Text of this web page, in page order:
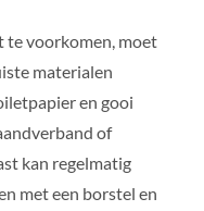
te voorkomen, moet
materialen
en gooi
of
kan regelmatig
met een borstel en